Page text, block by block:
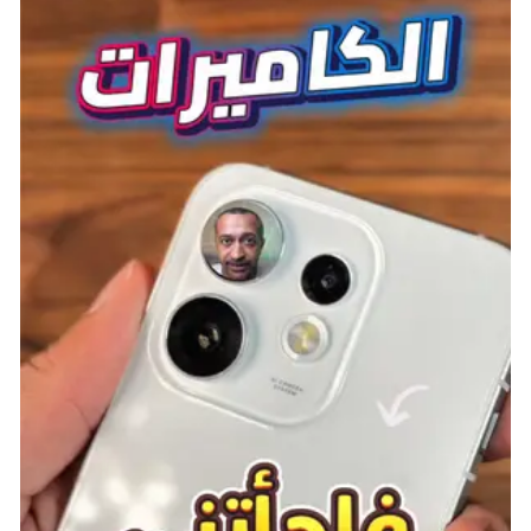
https://www.arabapps.org/2024/06/%D8%B3%D9%84
%D8%B3%D9%84%D8%A9-oppo-reno-
%D9%82%D8%B1%D9%8A%D8%A8%D9%8B%D8%A
7/